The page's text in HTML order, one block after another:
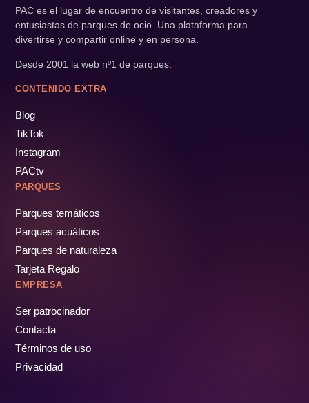
PAC es el lugar de encuentro de visitantes, creadores y
entusiastas de parques de ocio. Una plataforma para
divertirse y compartir online y en persona.
Desde 2001 la web nº1 de parques.
CONTENIDO EXTRA
Blog
TikTok
Instagram
PACtv
PARQUES
Parques temáticos
Parques acuáticos
Parques de naturaleza
Tarjeta Regalo
EMPRESA
Ser patrocinador
Contacta
Términos de uso
Privacidad